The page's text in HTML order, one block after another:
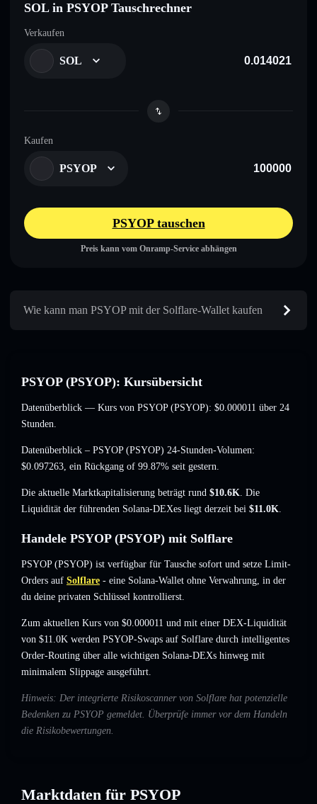
SOL in PSYOP Tauschrechner
Verkaufen
SOL
Kaufen
PSYOP
PSYOP tauschen
Preis kann vom Onramp-Service abhängen
Wie kann man PSYOP mit der Solflare-Wallet kaufen
PSYOP (PSYOP): Kursübersicht
Datenüberblick — Kurs von PSYOP (PSYOP): $0.000011 über 24
Stunden.
Datenüberblick – PSYOP (PSYOP) 24-Stunden-Volumen:
$0.097263, ein Rückgang of 99.87% seit gestern.
Die aktuelle Marktkapitalisierung beträgt rund $10.6K. Die
Liquidität der führenden Solana-DEXes liegt derzeit bei $11.0K.
Handele PSYOP (PSYOP) mit Solflare
PSYOP (PSYOP) ist verfügbar für Tausche sofort und setze Limit-
Orders auf Solflare - eine Solana-Wallet ohne Verwahrung, in der
du deine privaten Schlüssel kontrollierst.
Zum aktuellen Kurs von $0.000011 und mit einer DEX-Liquidität
von $11.0K werden PSYOP-Swaps auf Solflare durch intelligentes
Order-Routing über alle wichtigen Solana-DEXs hinweg mit
minimalem Slippage ausgeführt.
Hinweis: Der integrierte Risikoscanner von Solflare hat potenzielle
Bedenken zu PSYOP gemeldet. Überprüfe immer vor dem Handeln
die Risikobewertungen.
Marktdaten für PSYOP